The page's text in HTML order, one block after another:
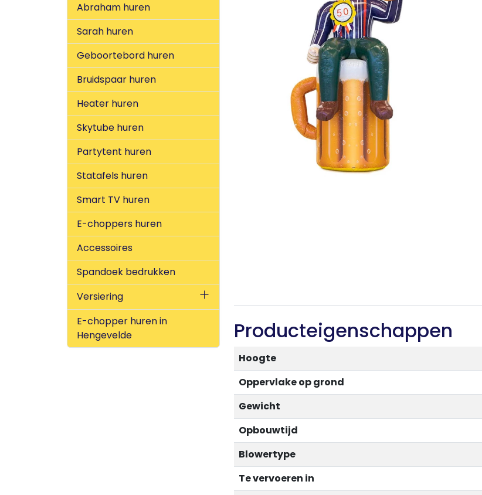
Abraham huren
Sarah huren
Geboortebord huren
Bruidspaar huren
Heater huren
Skytube huren
Partytent huren
Statafels huren
Smart TV huren
E-choppers huren
Accessoires
Spandoek bedrukken
Versiering
E-chopper huren in
Hengevelde
Producteigenschappen
Hoogte
Oppervlake op grond
Gewicht
Opbouwtijd
Blowertype
Te vervoeren in